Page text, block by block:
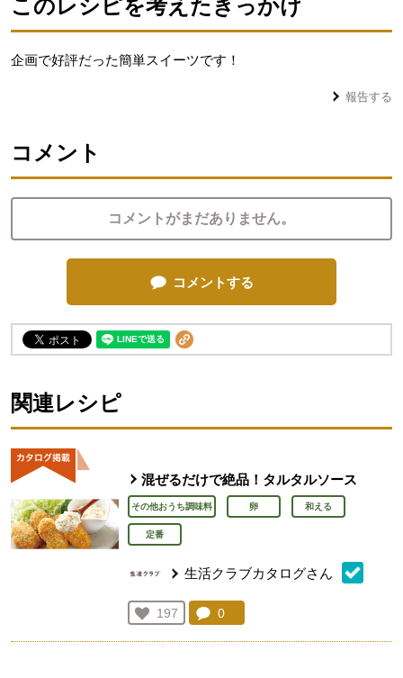
このレシピを考えたきっかけ
企画で好評だった簡単スイーツです！
報告する
コメント
コメントがまだありません。
コメントする
関連レシピ
混ぜるだけで絶品！タルタルソース
その他おうち調味料 卵 和える
定番
生活クラブカタログさん
お気に入り登録：
197
人が登録
コメント：
0